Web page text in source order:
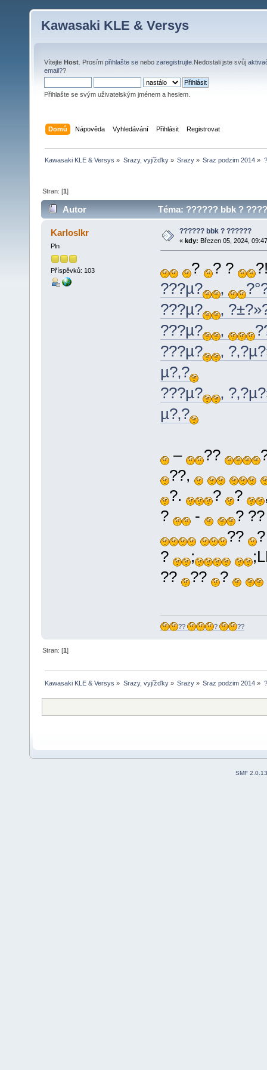
Kawasaki KLE & Versys
Vítejte Host . Prosím přihlašte se nebo zaregistrujte .Nedostali jste svůj
email??
Přihlašte se svým uživatelským jménem a heslem.
Domů Nápověda Vyhledávání Přihlásit Registrovat
Kawasaki KLE & Versys » Srazy, vyjížďky» Srazy» Sraz podzim 2014 »
Stran: [1]
Autor Téma: ?????? bbk ?
Karloslkr
Pln
Příspěvků: 103
?????? bbk ? ??????
« kdy: Březen 05, 2024,
? ? ?
???µ?
‚
???µ?
‚
???µ?
‚
???µ?
‚
µ?‚?
???µ?
‚
µ?‚?
– ??
??,
?.
? ?
?
-
?
??
?
;
??
?? ?
?? ? ??
Stran: [1]
Kawasaki KLE & Versys » Srazy, vyjížďky» Srazy» Sraz podzim 2014 »
SMF 2.0.13